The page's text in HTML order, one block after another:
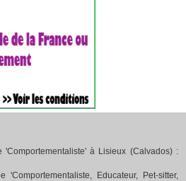
'Comportementaliste' à Lisieux (Calvados) :
'Comportementaliste, Educateur, Pet-sitter,